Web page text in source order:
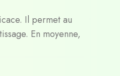
Il permet au
En moyenne,